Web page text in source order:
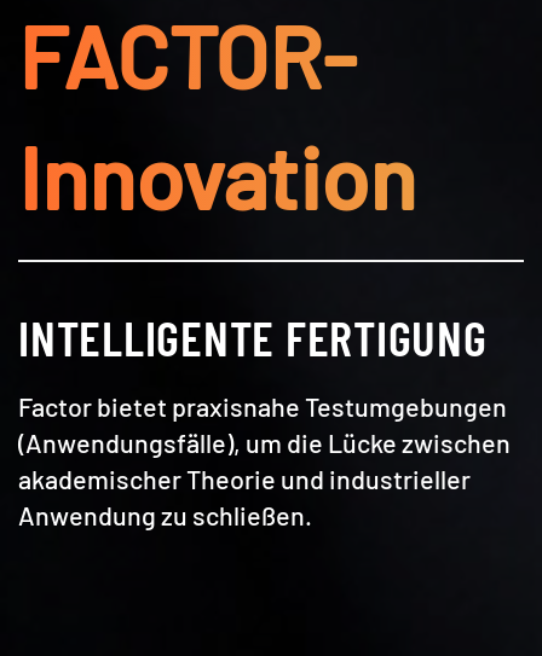
FACTOR-
Innovation
INTELLIGENTE FERTIGUNG
Factor bietet praxisnahe Testumgebungen
(Anwendungsfälle), um die Lücke zwischen
akademischer Theorie und industrieller
Anwendung zu schließen.